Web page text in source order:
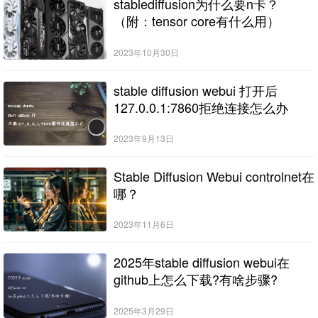
stablediffusion为什么要n卡？
（附：tensor core有什么用）
2023年10月30日
stable diffusion webui 打开后
127.0.0.1:7860拒绝连接怎么办
2023年9月13日
Stable Diffusion Webui controlnet在
哪？
2023年11月6日
2025年stable diffusion webui在
github上怎么下载?有啥步骤?
2025年3月29日